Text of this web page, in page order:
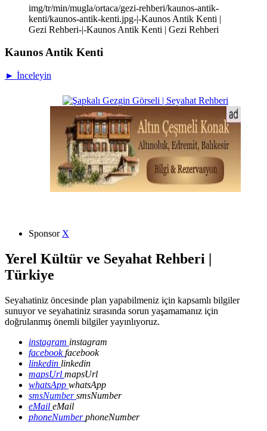
img/tr/min/mugla/ortaca/gezi-rehberi/kaunos-antik-
kenti/kaunos-antik-kenti.jpg-|-Kaunos Antik Kenti |
Gezi Rehberi-|-Kaunos Antik Kenti | Gezi Rehberi
Kaunos Antik Kenti
► İnceleyin
Sponsor X
Yerel Kültür ve Seyahat Rehberi |
Türkiye
Seyahatiniz öncesinde plan yapabilmeniz için kapsamlı bilgiler
sunuyor ve seyahatiniz sırasında sorun yaşamamanız için
doğrulanmış önemli bilgiler yayınlıyoruz.
instagram instagram
facebookfacebook
linkedin linkedin
mapsUrl mapsUrl
whatsApp whatsApp
smsNumbersmsNumber
eMail eMail
phoneNumberphoneNumber